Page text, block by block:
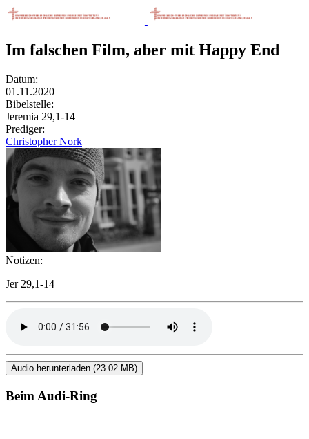
Im falschen Film, aber mit Happy End
Datum:
01.11.2020
Bibelstelle:
Jeremia 29,1-14
Prediger:
Christopher Nork
Notizen:
Jer 29,1-14
Audio herunterladen (23.02 MB)
Beim Audi-Ring